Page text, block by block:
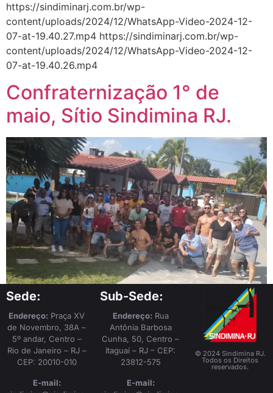
https://sindiminarj.com.br/wp-
content/uploads/2024/12/WhatsApp-Video-2024-12-
07-at-19.40.27.mp4 https://sindiminarj.com.br/wp-
content/uploads/2024/12/WhatsApp-Video-2024-12-
07-at-19.40.26.mp4
Confraternização 1° de
maio, Sítio Sindimina RJ.
Sede:
Endereço: Praça XV
de Novembro, 38A –
5º andar, Centro –
Rio de Janeiro – RJ –
CEP: 20010-010
E-mail:
Sub-Sede:
Endereço: Rua
Antônia Barbosa
Cunha, 50, Centro –
Itaguaí – RJ – CEP:
23812-575
E-mail:
© 2024 Sindimina RJ.
Todos os Direitos
reservados.